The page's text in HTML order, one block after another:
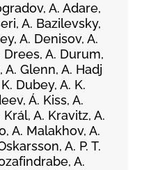
A. Adare,
A. Bazilevsky,
A. Denisov, A.
Drees, A. Durum,
A. Glenn, A. Hadj
Dubey, A. K.
Á. Kiss, A.
A. Kravitz, A.
A. Malakhov, A.
A. P. T.
A.